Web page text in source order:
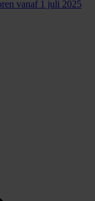
vanaf 1 juli 2025